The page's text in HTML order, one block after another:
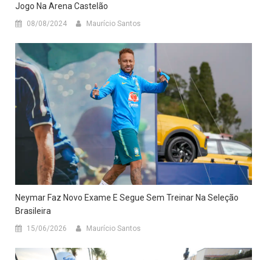
Jogo Na Arena Castelão
08/08/2024 Maurício Santos
Neymar Faz Novo Exame E Segue Sem Treinar Na Seleção
Brasileira
15/06/2026 Maurício Santos